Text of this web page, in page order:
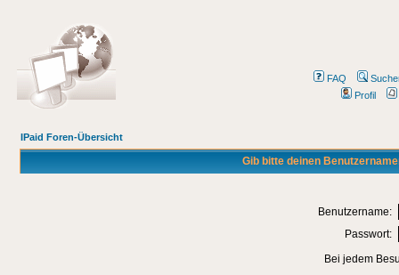
FAQ
Profil
IPaid Foren-Übersicht
Gib bitte deinen
Benutzername:
Passwort:
Bei jedem